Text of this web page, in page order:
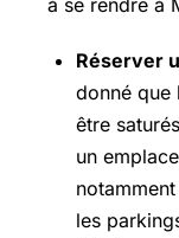
à se rendre à
Réserver
donné que
être
un
les